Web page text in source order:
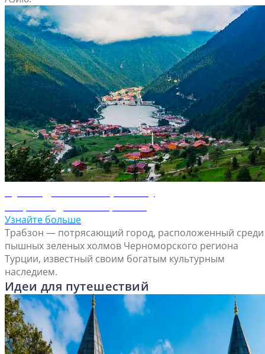
Узнайте больше
Трабзон — потрясающий город, расположенный среди
пышных зеленых холмов Черноморского региона
Турции, известный своим богатым культурным
наследием.
Идеи для путешествий